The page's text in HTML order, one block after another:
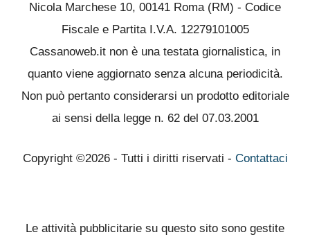
Nicola Marchese 10, 00141 Roma (RM) - Codice
Fiscale e Partita I.V.A. 12279101005
Cassanoweb.it non è una testata giornalistica, in
quanto viene aggiornato senza alcuna periodicità.
Non può pertanto considerarsi un prodotto editoriale
ai sensi della legge n. 62 del 07.03.2001
Copyright ©2026 - Tutti i diritti riservati - Contattaci
Le attività pubblicitarie su questo sito sono gestite